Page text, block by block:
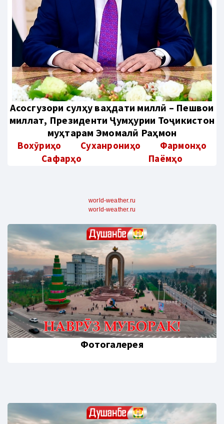
Aсосгузори сулҳу ваҳдати миллӣ – Пешвои
миллат, Президенти Ҷумҳурии Тоҷикистон
муҳтарам Эмомалӣ Раҳмон
Вохӯриҳо Суханрониҳо
Фармонҳо
Сафарҳо
Паёмҳо
world-weather.ru
world-weather.ru
Фотогалерея